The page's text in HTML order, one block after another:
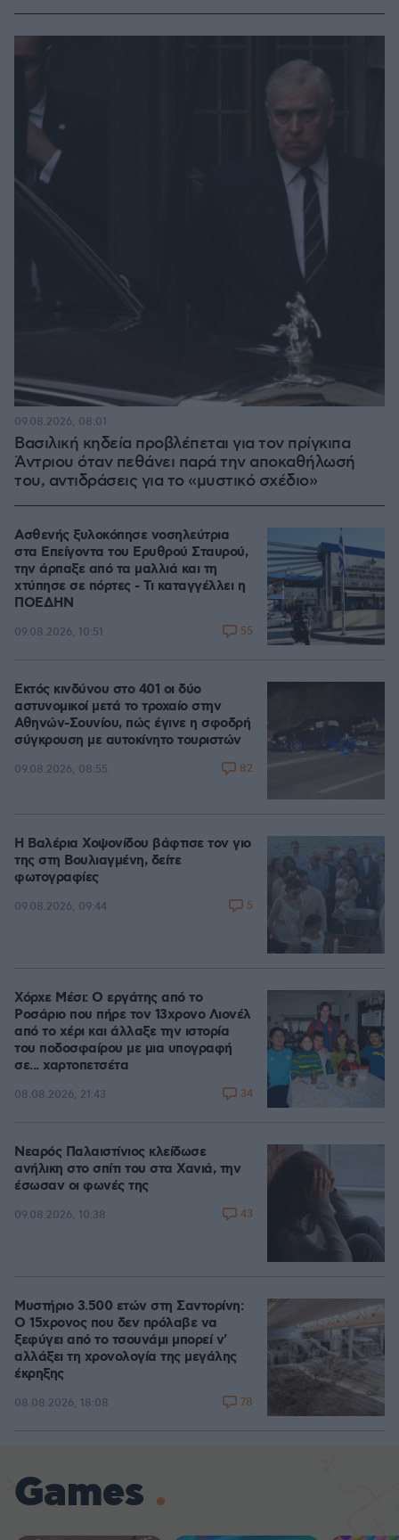
Βασιλική κηδεία προβλέπεται για τον πρίγκιπα
Άντριου όταν πεθάνει παρά την αποκαθήλωσή
του, αντιδράσεις για το «μυστικό σχέδιο»
09.08.2026, 08:01
Ασθενής ξυλοκόπησε νοσηλεύτρια
στα Επείγοντα του Ερυθρού Σταυρού,
την άρπαξε από τα μαλλιά και τη
χτύπησε σε πόρτες - Τι καταγγέλλει η
ΠΟΕΔΗΝ
09.08.2026, 10:51 55
Εκτός κινδύνου στο 401 οι δύο
αστυνομικοί μετά το τροχαίο στην
Αθηνών-Σουνίου, πώς έγινε η σφοδρή
σύγκρουση με αυτοκίνητο τουριστών
09.08.2026, 08:55 82
Η Βαλέρια Χοψονίδου βάφτισε τον γιο
της στη Βουλιαγμένη, δείτε
φωτογραφίες
09.08.2026, 09:44 5
Χόρχε Μέσι: Ο εργάτης από το
Ροσάριο που πήρε τον 13χρονο Λιονέλ
από το χέρι και άλλαξε την ιστορία
του ποδοσφαίρου με μια υπογραφή
σε... χαρτοπετσέτα
08.08.2026, 21:43 34
Νεαρός Παλαιστίνιος κλείδωσε
ανήλικη στο σπίτι του στα Χανιά, την
έσωσαν οι φωνές της
09.08.2026, 10:38 43
Μυστήριο 3.500 ετών στη Σαντορίνη:
Ο 15χρονος που δεν πρόλαβε να
ξεφύγει από το τσουνάμι μπορεί ν'
αλλάξει τη χρονολογία της μεγάλης
έκρηξης
08.08.2026, 18:08 78
Games